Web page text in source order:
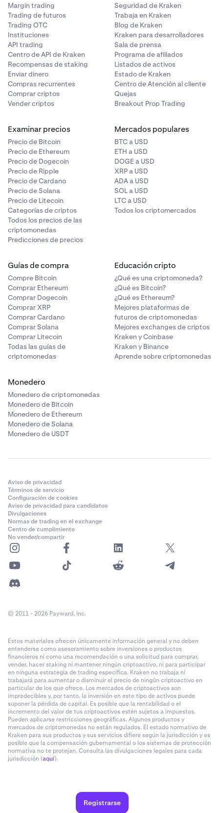
Registrarse
Margin trading
Trading de futuros
Trading OTC
Instituciones
API trading
Centro de API de Kraken
Recompensas de staking
Enviar dinero
Compras recurrentes
Comprar criptos
Vender criptos
Seguridad de Kraken
Trabaja en Kraken
Blog de Kraken
Kraken para desarrolladores
Sala de prensa
Programa de afiliados
Listados de activos
Estado de Kraken
Centro de Atención al cliente
Quejas
Breakout Prop Trading
Examinar precios
Precio de Bitcoin
Precio de Ethereum
Precio de Dogecoin
Precio de Ripple
Precio de Cardano
Precio de Solana
Precio de Litecoin
Categorías de criptos
Todos los precios de las
criptomonedas
Predicciones de precios
Mercados populares
BTC a USD
ETH a USD
DOGE a USD
XRP a USD
ADA a USD
SOL a USD
LTC a USD
Todos los criptomercados
Guías de compra
Compre Bitcoin
Comprar Ethereum
Comprar Dogecoin
Comprar XRP
Comprar Cardano
Comprar Solana
Comprar Litecoin
Todas las guías de
criptomonedas
Educación cripto
¿Qué es una criptomoneda?
¿Qué es Bitcoin?
¿Qué es Ethereum?
Mejores plataformas de
futuros de criptomonedas
Mejores exchanges de criptos
Kraken y Coinbase
Kraken y Binance
Aprende sobre criptomonedas
Monedero
Monedero de criptomonedas
Monedero de Bitcoin
Monedero de Ethereum
Monedero de Solana
Monedero de USDT
Aviso de privacidad
Términos de servicio
Configuración de cookies
Aviso de privacidad para candidatos
Divulgaciones
Normas de trading en el exchange
Centro de cumplimiento
No vender/compartir
© 2011 - 2026 Payward, Inc.
Estos materiales ofrecen únicamente información general y no deben
entenderse como asesoramiento sobre inversiones o productos
financieros ni como una recomendación o una solicitud para comprar,
vender, hacer staking ni mantener ningún criptoactivo, ni para participar
en ninguna estrategia de trading específica. Kraken no trabaja ni
trabajará para aumentar o disminuir el precio de ningún criptoactivo en
particular de los que ofrece. Los mercados de criptoactivos son
impredecibles y, por tanto, la inversión en este tipo de activos puede
suponer la pérdida de capital. Es posible que la rentabilidad o el
incremento del valor de tus criptoactivos estén sujetos a impuestos.
Pueden aplicarse restricciones geográficas. Algunos productos y
mercados de criptomonedas no están regulados. El estado normativo de
Kraken para sus productos y sus servicios difiere según la jurisdicción y es
posible que la compensación gubernamental o los sistemas de protección
normativa no te protejan. Consulta las divulgaciones legales para cada
jurisdicción (aquí).